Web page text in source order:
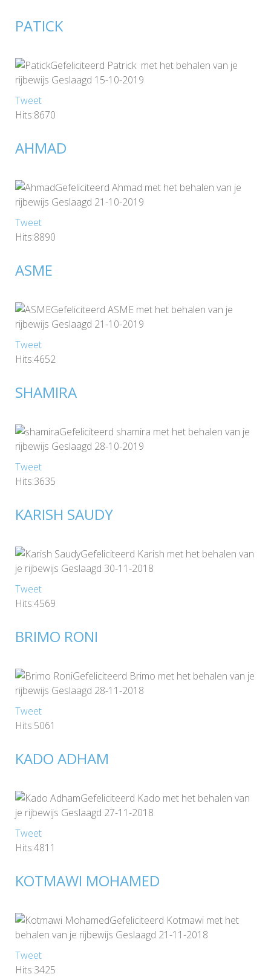
PATICK
Gefeliciteerd Patrick met het behalen van je
rijbewijs Geslaagd 15-10-2019
Tweet
Hits:8670
AHMAD
Gefeliciteerd Ahmad met het behalen van je
rijbewijs Geslaagd 21-10-2019
Tweet
Hits:8890
ASME
Gefeliciteerd ASME met het behalen van je
rijbewijs Geslaagd 21-10-2019
Tweet
Hits:4652
SHAMIRA
Gefeliciteerd shamira met het behalen van je
rijbewijs Geslaagd 28-10-2019
Tweet
Hits:3635
KARISH SAUDY
Gefeliciteerd Karish met het behalen van
je rijbewijs Geslaagd 30-11-2018
Tweet
Hits:4569
BRIMO RONI
Gefeliciteerd Brimo met het behalen van je
rijbewijs Geslaagd 28-11-2018
Tweet
Hits:5061
KADO ADHAM
Gefeliciteerd Kado met het behalen van
je rijbewijs Geslaagd 27-11-2018
Tweet
Hits:4811
KOTMAWI MOHAMED
Gefeliciteerd Kotmawi met het
behalen van je rijbewijs Geslaagd 21-11-2018
Tweet
Hits:3425